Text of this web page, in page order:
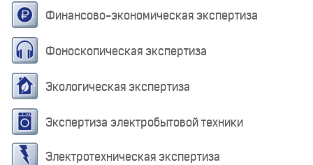
Финансово-экономическая экспертиза
Фоноскопическая экспертиза
Экологическая экспертиза
Экспертиза электробытовой техники
Электротехническая экспертиза